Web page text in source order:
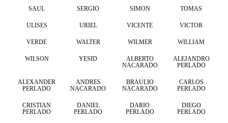
SAUL SERGIO SIMON TOMAS
ULISES URIEL VICENTE VICTOR
VERDE WALTER WILMER WILLIAM
WILSON YESID
ALBERTO
NACARADO
ALEJANDRO
PERLADO
ALEXANDER
PERLADO
ANDRES
NACARADO
BRAULIO
NACARADO
CARLOS
PERLADO
CRISTIAN
PERLADO
DANIEL
PERLADO
DARIO
PERLADO
DIEGO
PERLADO